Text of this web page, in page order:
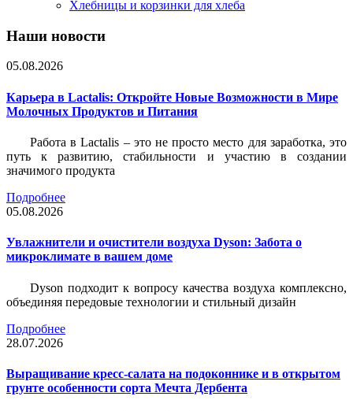
Хлебницы и корзинки для хлеба
Наши новости
05.08.2026
Карьера в Lactalis: Откройте Новые Возможности в Мире
Молочных Продуктов и Питания
Работа в Lactalis – это не просто место для заработка, это
путь к развитию, стабильности и участию в создании
значимого продукта
Подробнее
05.08.2026
Увлажнители и очистители воздуха Dyson: Забота о
микроклимате в вашем доме
Dyson подходит к вопросу качества воздуха комплексно,
объединяя передовые технологии и стильный дизайн
Подробнее
28.07.2026
Выращивание кресс-салата на подоконнике и в открытом
грунте особенности сорта Мечта Дербента